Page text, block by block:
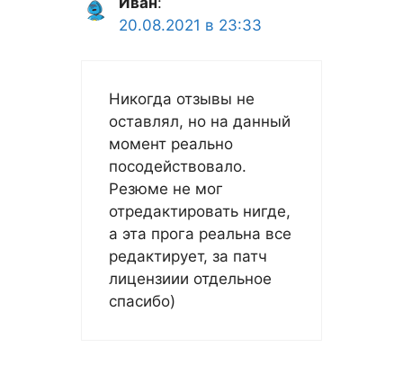
20.08.2021 в 23:33
Никогда отзывы не
оставлял, но на данный
момент реально
посодействовало.
Резюме не мог
отредактировать нигде,
а эта прога реальна все
редактирует, за патч
лицензиии отдельное
спасибо)